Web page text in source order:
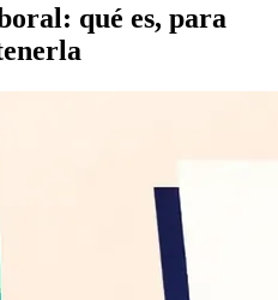
qué es, para